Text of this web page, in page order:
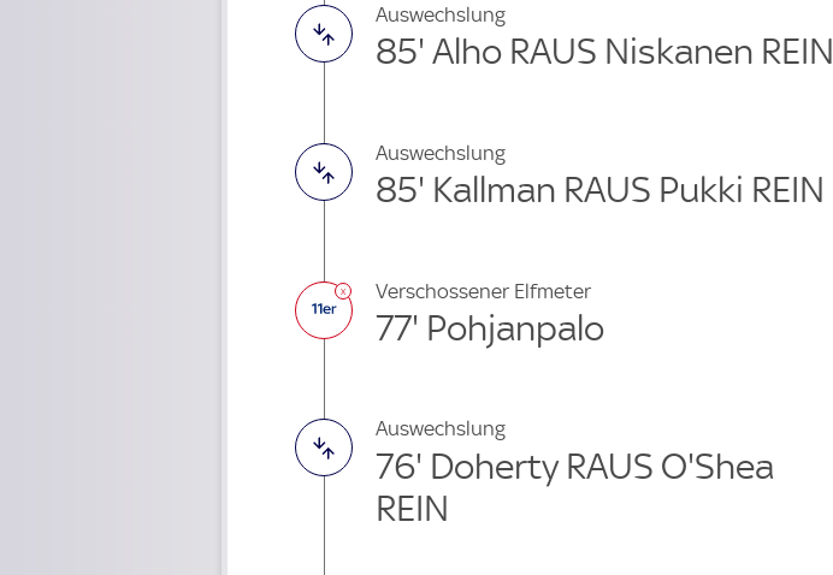
Auswechslung
85' Alho RAUS Niskanen REIN
Auswechslung
85' Kallman RAUS Pukki REIN
Verschossener Elfmeter
77' Pohjanpalo
Auswechslung
76' Doherty RAUS O'Shea
REIN